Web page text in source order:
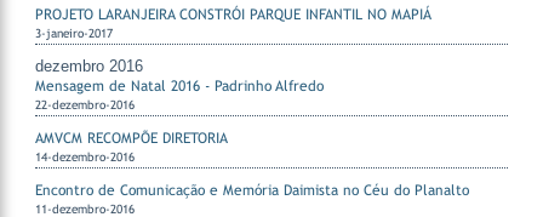
PROJETO LARANJEIRA CONSTRÓI PARQUE INFANTIL NO MAPIÁ
3-janeiro-2017
dezembro 2016
Mensagem de Natal 2016 - Padrinho Alfredo
22-dezembro-2016
AMVCM RECOMPÕE DIRETORIA
14-dezembro-2016
Encontro de Comunicação e Memória Daimista no Céu do Planalto
11-dezembro-2016